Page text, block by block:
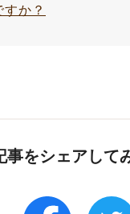
か？
事をシェアして